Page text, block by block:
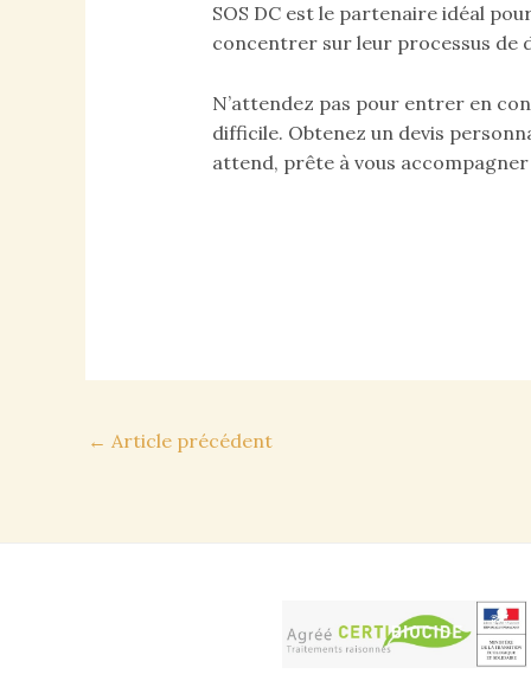
SOS DC est le partenaire idéal
concentrer sur leur processus de
N’attendez pas pour entrer en
difficile. Obtenez un devis
attend, prête à vous accompagner
Navigation
← Article précédent